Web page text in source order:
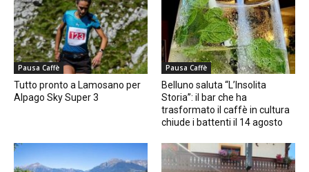
Pausa Caffè
Tutto pronto a Lamosano per
Alpago Sky Super 3
Pausa Caffè
Belluno saluta “L’Insolita
Storia”: il bar che ha
trasformato il caffè in cultura
chiude i battenti il 14 agosto